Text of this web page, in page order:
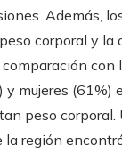
Además,
corporal y la
con
y mujeres (61%)
peso corporal.
la región